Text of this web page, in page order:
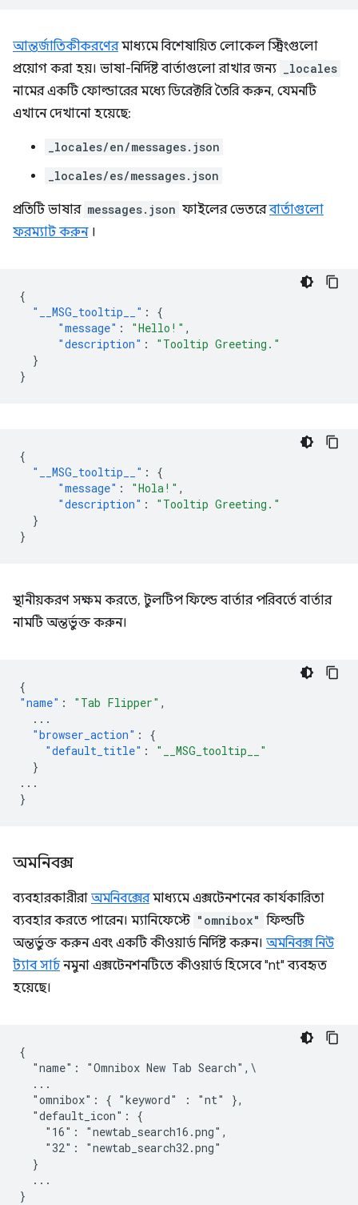
আন্তর্জাতিকীকরণেরমাধ্যমে বিশেষায়িত লোকেল স্ট্রিংগুলো
প্রয়োগ করা হয়। ভাষা-নির্দিষ্ট বার্তাগুলো রাখার জন্য
_locales
নামের একটি ফোল্ডারের মধ্যে ডিরেক্টরি তৈরি করুন, যেমনটি
এখানে দেখানো হয়েছে:
_locales/en/messages.json
_locales/es/messages.json
প্রতিটি ভাষার messages.json ফাইলের ভেতরেবার্তাগুলো
ফরম্যাট করুন।
{
"__MSG_tooltip__" :
{
"message" : "Hello!" ,
"description" :
"Tooltip Greeting."
}
}
{
"__MSG_tooltip__" :
{
"message" : "Hola!" ,
"description" :
"Tooltip Greeting."
}
}
স্থানীয়করণ সক্ষম করতে, টুলটিপ ফিল্ডে বার্তার পরিবর্তে বার্তার
নামটি অন্তর্ভুক্ত করুন।
{
"name" : "Tab Flipper" ,
...
"browser_action" :
{
"default_title" :
"__MSG_tooltip__"
}
...
}
অমনিবক্স
ব্যবহারকারীরা অমনিবক্সেরমাধ্যমে এক্সটেনশনের কার্যকারিতা
ব্যবহার করতে পারেন। ম্যানিফেস্টে "omnibox" ফিল্ডটি
অন্তর্ভুক্ত করুন এবং একটি কীওয়ার্ড নির্দিষ্ট করুন। অমনিবক্স নিউ
ট্যাব সার্চনমুনা এক্সটেনশনটিতে কীওয়ার্ড হিসেবে "nt" ব্যবহৃত
হয়েছে।
{
  "name": "Omnibox New Tab Search",\
  ...
  "omnibox": { "keyword" : "nt" },
  "default_icon": {
    "16": "newtab_search16.png",
    "32": "newtab_search32.png"
  }
  ...